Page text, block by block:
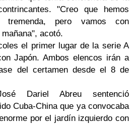
"Creo que hemos
tremenda, pero vamos con
acotó.
el primer lugar de la serie A
Japón. Ambos elencos irán a
del certamen desde el 8 de
Dariel Abreu sentenció
Cuba-China que ya convocaba
por el jardín izquierdo con